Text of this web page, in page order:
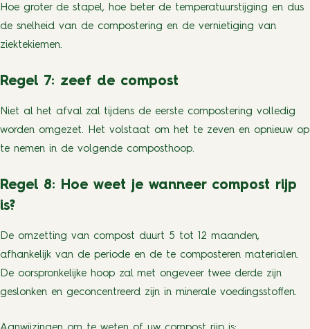
Hoe groter de stapel, hoe beter de temperatuurstijging en dus
de snelheid van de compostering en de vernietiging van
ziektekiemen.
Regel 7: zeef de compost
Niet al het afval zal tijdens de eerste compostering volledig
worden omgezet. Het volstaat om het te zeven en opnieuw op
te nemen in de volgende composthoop.
Regel 8: Hoe weet je wanneer compost rijp
is?
De omzetting van compost duurt 5 tot 12 maanden,
afhankelijk van de periode en de te composteren materialen.
De oorspronkelijke hoop zal met ongeveer twee derde zijn
geslonken en geconcentreerd zijn in minerale voedingsstoffen.